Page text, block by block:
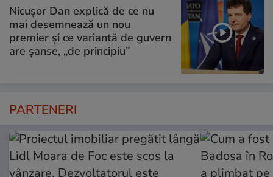
Nicușor Dan explică de ce nu
mai desemnează un nou
premier și ce variantă de guvern
are șanse, „de principiu”
PARTENERI